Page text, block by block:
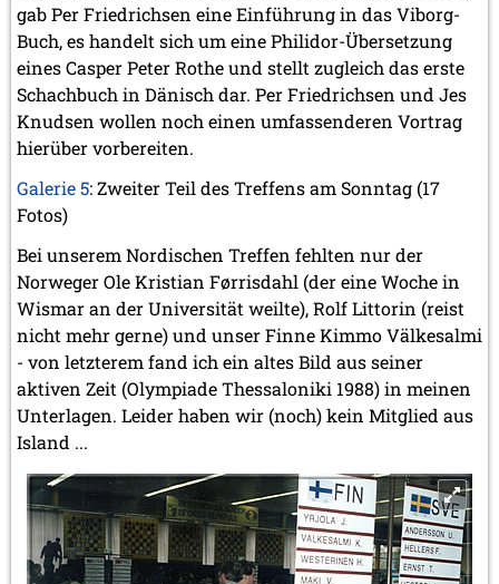
gab Per Friedrichsen eine Einführung in das Viborg-
Buch, es handelt sich um eine Philidor-Übersetzung
eines Casper Peter Rothe und stellt zugleich das erste
Schachbuch in Dänisch dar. Per Friedrichsen und Jes
Knudsen wollen noch einen umfassenderen Vortrag
hierüber vorbereiten.
Galerie 5: Zweiter Teil des Treffens am Sonntag (17
Fotos)
Bei unserem Nordischen Treffen fehlten nur der
Norweger Ole Kristian Førrisdahl (der eine Woche in
Wismar an der Universität weilte), Rolf Littorin (reist
nicht mehr gerne) und unser Finne Kimmo Välkesalmi
- von letzterem fand ich ein altes Bild aus seiner
aktiven Zeit (Olympiade Thessaloniki 1988) in meinen
Unterlagen. Leider haben wir (noch) kein Mitglied aus
Island ...